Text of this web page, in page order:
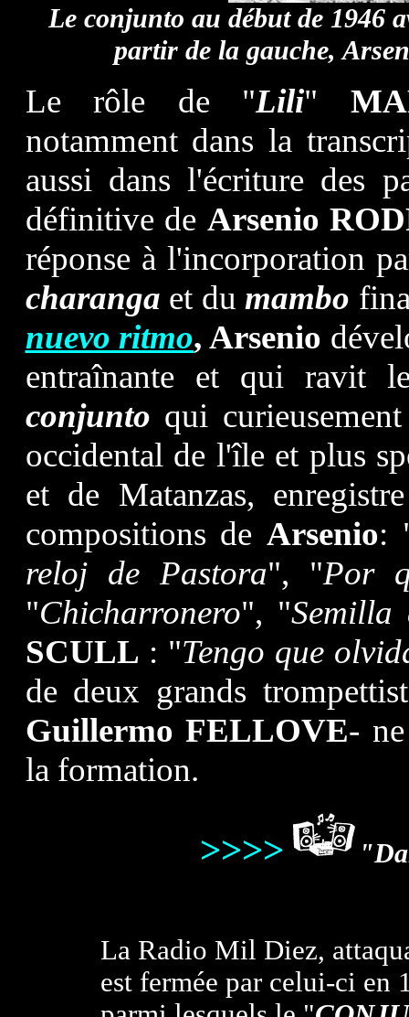
Le conjunto au début de 1946
partir de la gauche,
Le rôle de "Lili"
notamment dans la
aussi dans l'écriture des
définitive de Arsenio
réponse à l'incorporation
charanga et du mambo
nuevo ritmo, Arsenio
entraînante et qui ravit
conjunto qui
occidental de l'île et plus
et de Matanzas,
compositions de Arsenio:
reloj de Pastora", "Por
"Chicharronero", "Semilla
SCULL : "Tengo que
de deux grands
Guillermo FELLOVE-
la formation.
>>>>
La Radio Mil Diez,
est fermée par celui-ci en